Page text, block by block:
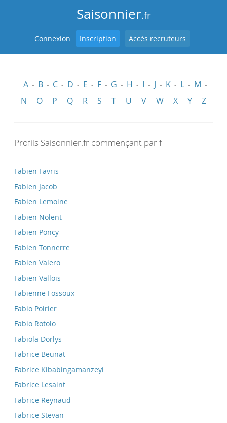
Saisonnier.fr
Connexion Inscription Accès recruteurs
A - B - C - D - E - F - G - H - I - J - K - L - M -
N - O - P - Q - R - S - T - U - V - W - X - Y - Z
Profils Saisonnier.fr commençant par f
Fabien Favris
Fabien Jacob
Fabien Lemoine
Fabien Nolent
Fabien Poncy
Fabien Tonnerre
Fabien Valero
Fabien Vallois
Fabienne Fossoux
Fabio Poirier
Fabio Rotolo
Fabiola Dorlys
Fabrice Beunat
Fabrice Kibabingamanzeyi
Fabrice Lesaint
Fabrice Reynaud
Fabrice Stevan